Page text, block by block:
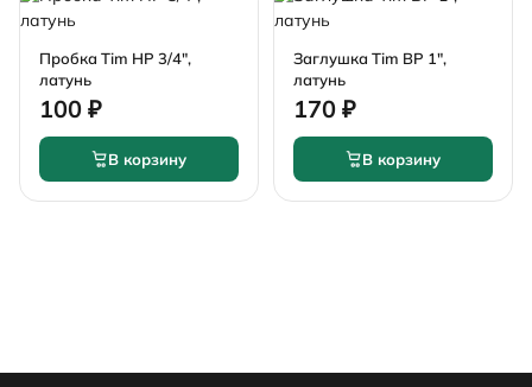
Пробка Tim НР 3/4",
латунь
100 ₽
В корзину
Заглушка Tim ВР 1",
латунь
170 ₽
В корзину